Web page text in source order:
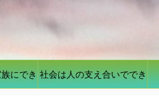
にでき 社会は人の支え合いででき